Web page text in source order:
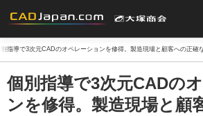
指導で3次元CADのオペレーションを修得。製造現場と顧客への正確
個別指導で3次元CADの
ンを修得。製造現場と顧